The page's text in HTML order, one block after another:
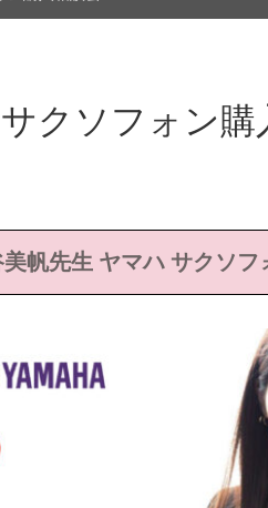
クソフォン購
帆先生 ヤマハ サクソフ